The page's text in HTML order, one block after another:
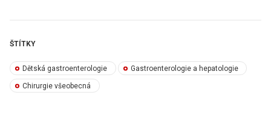
ŠTÍTKY
Dětská gastroenterologie Gastroenterologie a hepatologie
Chirurgie všeobecná